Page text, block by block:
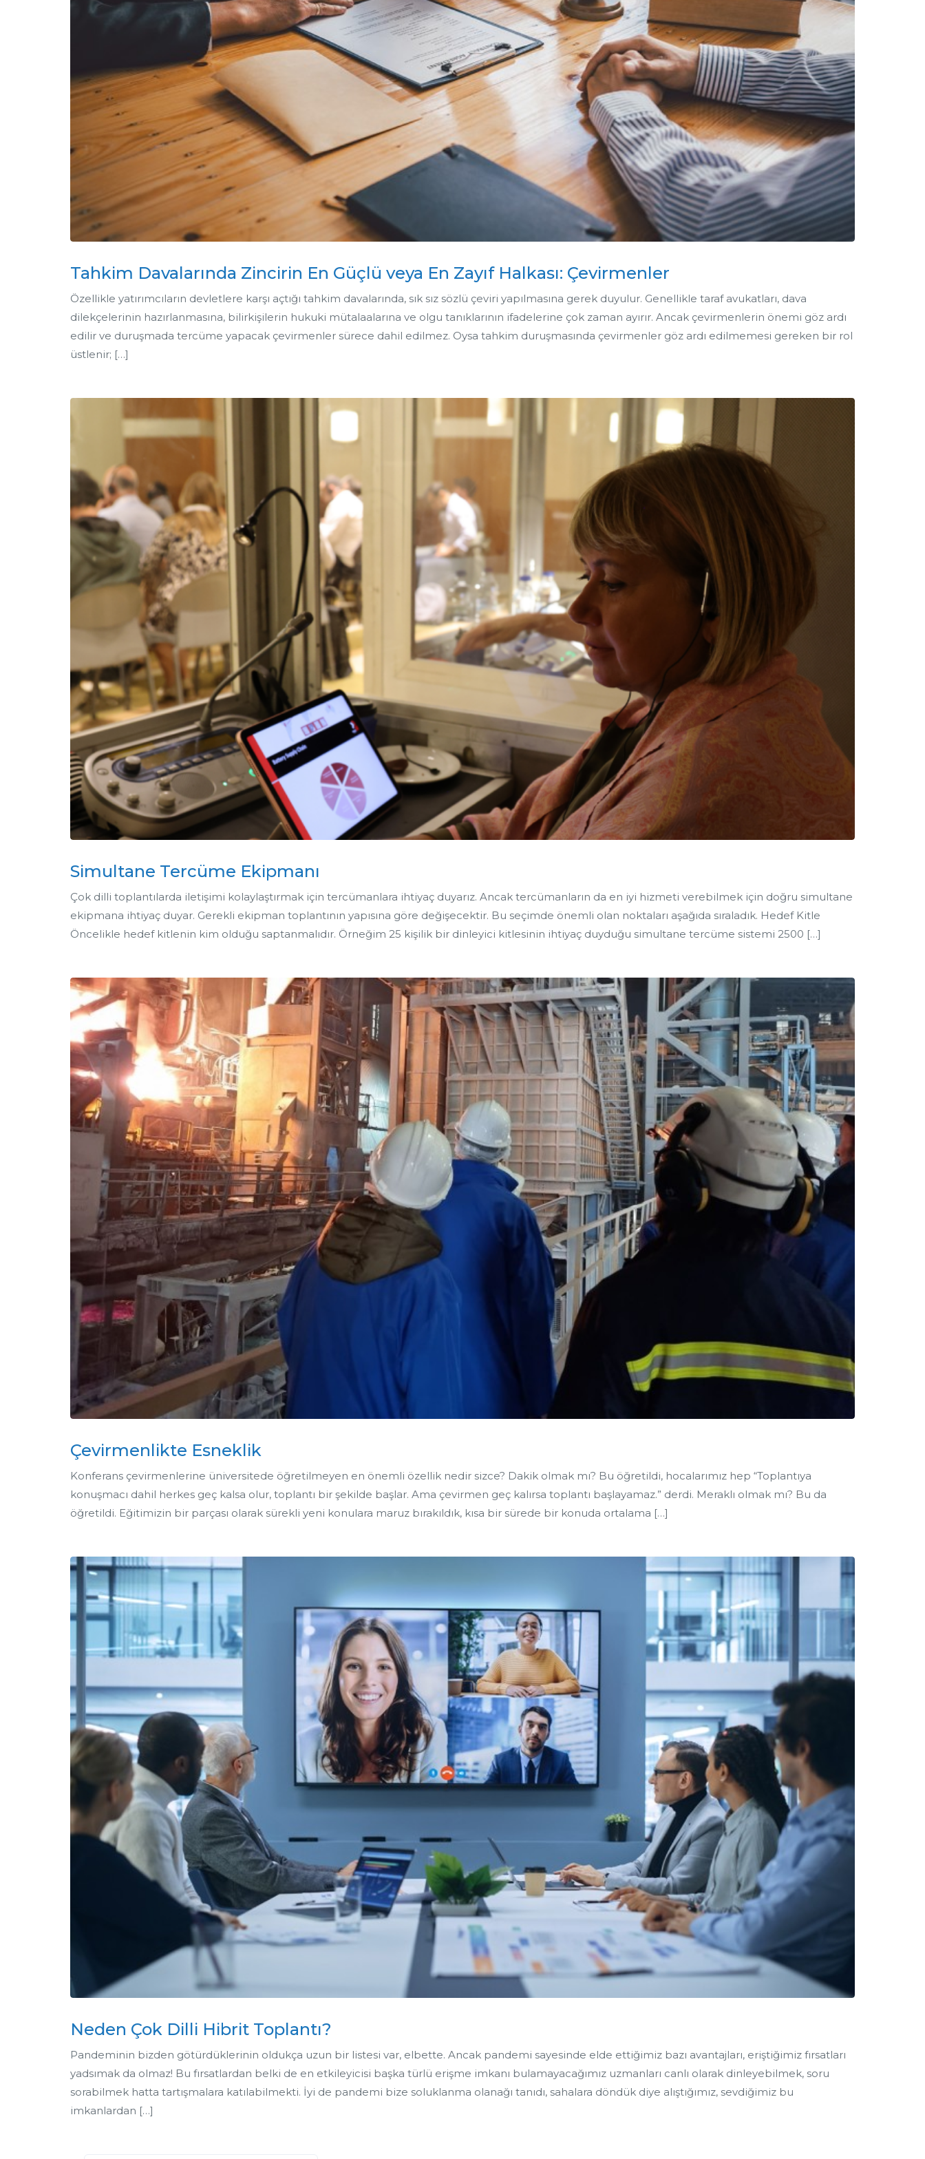
Tahkim Davalarında Zincirin En Güçlü veya En Zayıf Halkası: Çevirmenler
Özellikle yatırımcıların devletlere karşı açtığı tahkim davalarında, sık sız sözlü çeviri yapılmasına gerek duyulur. Genellikle taraf avukatları, dava
dilekçelerinin hazırlanmasına, bilirkişilerin hukuki mütalaalarına ve olgu tanıklarının ifadelerine çok zaman ayırır. Ancak çevirmenlerin önemi göz ardı
edilir ve duruşmada tercüme yapacak çevirmenler sürece dahil edilmez. Oysa tahkim duruşmasında çevirmenler göz ardı edilmemesi gereken bir rol
üstlenir; […]
Simultane Tercüme Ekipmanı
Çok dilli toplantılarda iletişimi kolaylaştırmak için tercümanlara ihtiyaç duyarız. Ancak tercümanların da en iyi hizmeti verebilmek için doğru simultane
ekipmana ihtiyaç duyar. Gerekli ekipman toplantının yapısına göre değişecektir. Bu seçimde önemli olan noktaları aşağıda sıraladık. Hedef Kitle
Öncelikle hedef kitlenin kim olduğu saptanmalıdır. Örneğim 25 kişilik bir dinleyici kitlesinin ihtiyaç duyduğu simultane tercüme sistemi 2500 […]
Çevirmenlikte Esneklik
Konferans çevirmenlerine üniversitede öğretilmeyen en önemli özellik nedir sizce? Dakik olmak mı? Bu öğretildi, hocalarımız hep “Toplantıya
konuşmacı dahil herkes geç kalsa olur, toplantı bir şekilde başlar. Ama çevirmen geç kalırsa toplantı başlayamaz.” derdi. Meraklı olmak mı? Bu da
öğretildi. Eğitimizin bir parçası olarak sürekli yeni konulara maruz bırakıldık, kısa bir sürede bir konuda ortalama […]
Neden Çok Dilli Hibrit Toplantı?
Pandeminin bizden götürdüklerinin oldukça uzun bir listesi var, elbette. Ancak pandemi sayesinde elde ettiğimiz bazı avantajları, eriştiğimiz fırsatları
yadsımak da olmaz! Bu fırsatlardan belki de en etkileyicisi başka türlü erişme imkanı bulamayacağımız uzmanları canlı olarak dinleyebilmek, soru
sorabilmek hatta tartışmalara katılabilmekti. İyi de pandemi bize soluklanma olanağı tanıdı, sahalara döndük diye alıştığımız, sevdiğimiz bu
imkanlardan […]